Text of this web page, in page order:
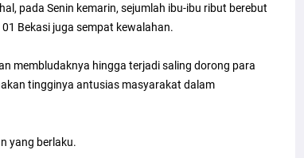
pada Senin kemarin, sejumlah ibu-ibu ribut berebut
Bekasi juga sempat kewalahan.
membludaknya hingga terjadi saling dorong para
tingginya antusias masyarakat dalam
yang berlaku.